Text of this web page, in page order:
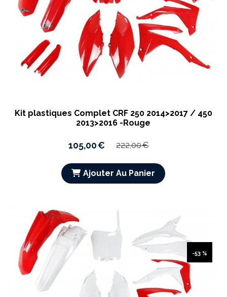
Kit plastiques Complet CRF 250 2014>2017 / 450
2013>2016 -Rouge
105,00€ 222,00€
Ajouter Au Panier
-53 %